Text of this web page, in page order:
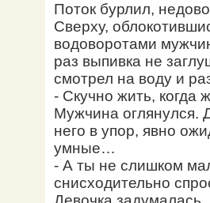
Поток бурлил,
Сверху,
водоворотами
раз выпивка не
смотрел на воду и
- Скучно жить, когда
Мужчина оглянулся.
него в упор, явно
умные…
- А ты не слишком
снисходительно